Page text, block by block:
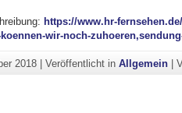
https://www.hr-
wir-noch-
2018 |Veröffentlicht inAllgemein |